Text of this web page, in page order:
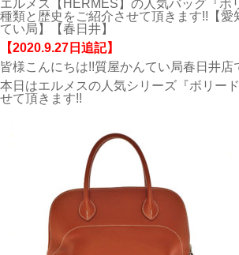
エルメス【HERMES】の人気バッグ『ボ
種類と歴史をご紹介させて頂きます!!【愛
てい局】【春日井】
【2020.9.27日追記】
皆様こんにちは!!質屋かんてい局春日井店
本日はエルメスの人気シリーズ『ボリー
せて頂きます!!